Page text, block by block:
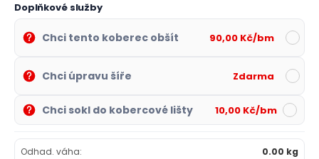
Doplňkové služby
Chci tento koberec obšít 90,00 Kč/bm
Chci úpravu šíře Zdarma
Chci sokl do kobercové lišty 10,00 Kč/bm
Odhad. váha:
0.00 kg